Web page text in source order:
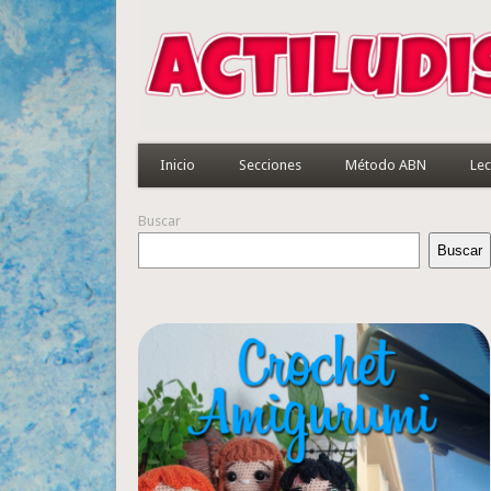
Inicio Secciones Método ABN
Buscar
Buscar